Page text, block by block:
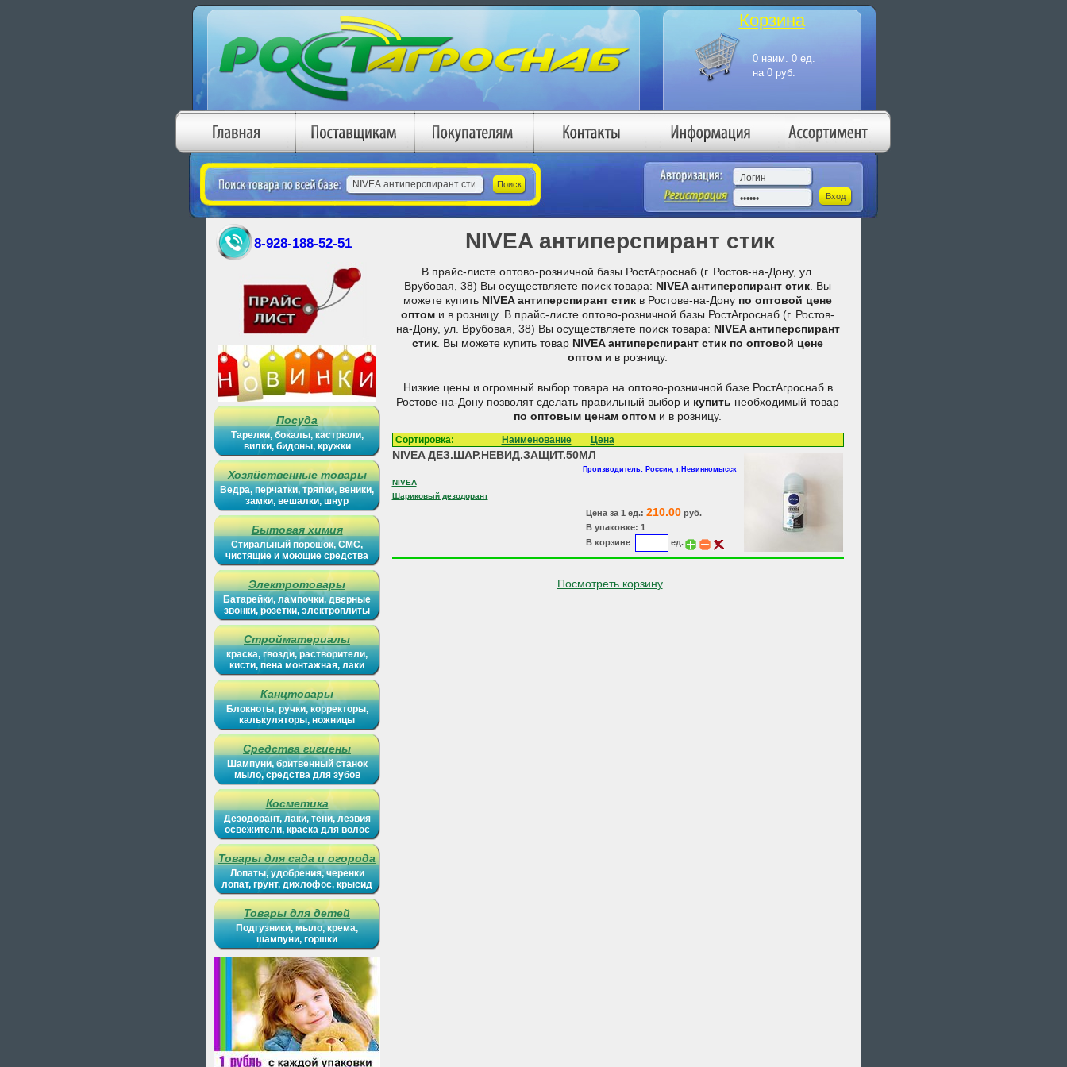
Корзина
8-928-188-52-51
Посуда
Тарелки, бокалы, кастрюли,
вилки, бидоны, кружки
Хозяйственные товары
Ведра, перчатки, тряпки, веники,
замки, вешалки, шнур
Бытовая химия
Стиральный порошок, СМС,
чистящие и моющие средства
Электротовары
Батарейки, лампочки, дверные
звонки, розетки, электроплиты
Стройматериалы
краска, гвозди, растворители,
кисти, пена монтажная, лаки
Канцтовары
Блокноты, ручки, корректоры,
калькуляторы, ножницы
Средства гигиены
Шампуни, бритвенный станок
мыло, средства для зубов
Косметика
Дезодорант, лаки, тени, лезвия
освежители, краска для волос
Товары для сада и огорода
Лопаты, удобрения, черенки
лопат, грунт, дихлофос, крысид
Товары для детей
Подгузники, мыло, крема,
шампуни, горшки
NIVEA антиперспирант стик
В прайс-листе оптово-розничной базы РостАгроснаб (г. Ростов-на-Дону, ул.
Врубовая, 38) Вы осуществляете поиск товара: NIVEA антиперспирант стик . Вы
можете купить NIVEA антиперспирант стик в Ростове-на-Дону по оптовой цене
оптом и в розницу. В прайс-листе оптово-розничной базы РостАгроснаб (г. Ростов-
на-Дону, ул. Врубовая, 38) Вы осуществляете поиск товара: NIVEA антиперспирант
стик . Вы можете купить товар NIVEA антиперспирант стик по оптовой цене
оптом и в розницу.
Низкие цены и огромный выбор товара на оптово-розничной базе РостАгроснаб в
Ростове-на-Дону позволят сделать правильный выбор и купить необходимый товар
по оптовым ценам оптом и в розницу.
Сортировка: Наименование Цена
NIVEA ДЕЗ.ШАР.НЕВИД.ЗАЩИТ.50МЛ
Производитель: Россия, г.Невинномысск
NIVEA
Шариковый дезодорант
Цена за 1 ед.: 210.00руб.
В упаковке: 1
В корзине
ед.
Посмотреть корзину